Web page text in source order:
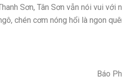
Sơn, Tân Sơn vẫn nói vui với
chén cơm nóng hổi là ngon
Báo